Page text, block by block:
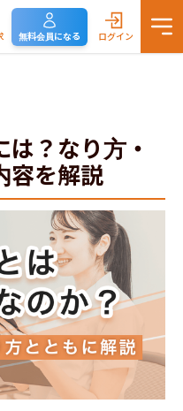
無料会員になる ログイン
？なり方・
容を解説